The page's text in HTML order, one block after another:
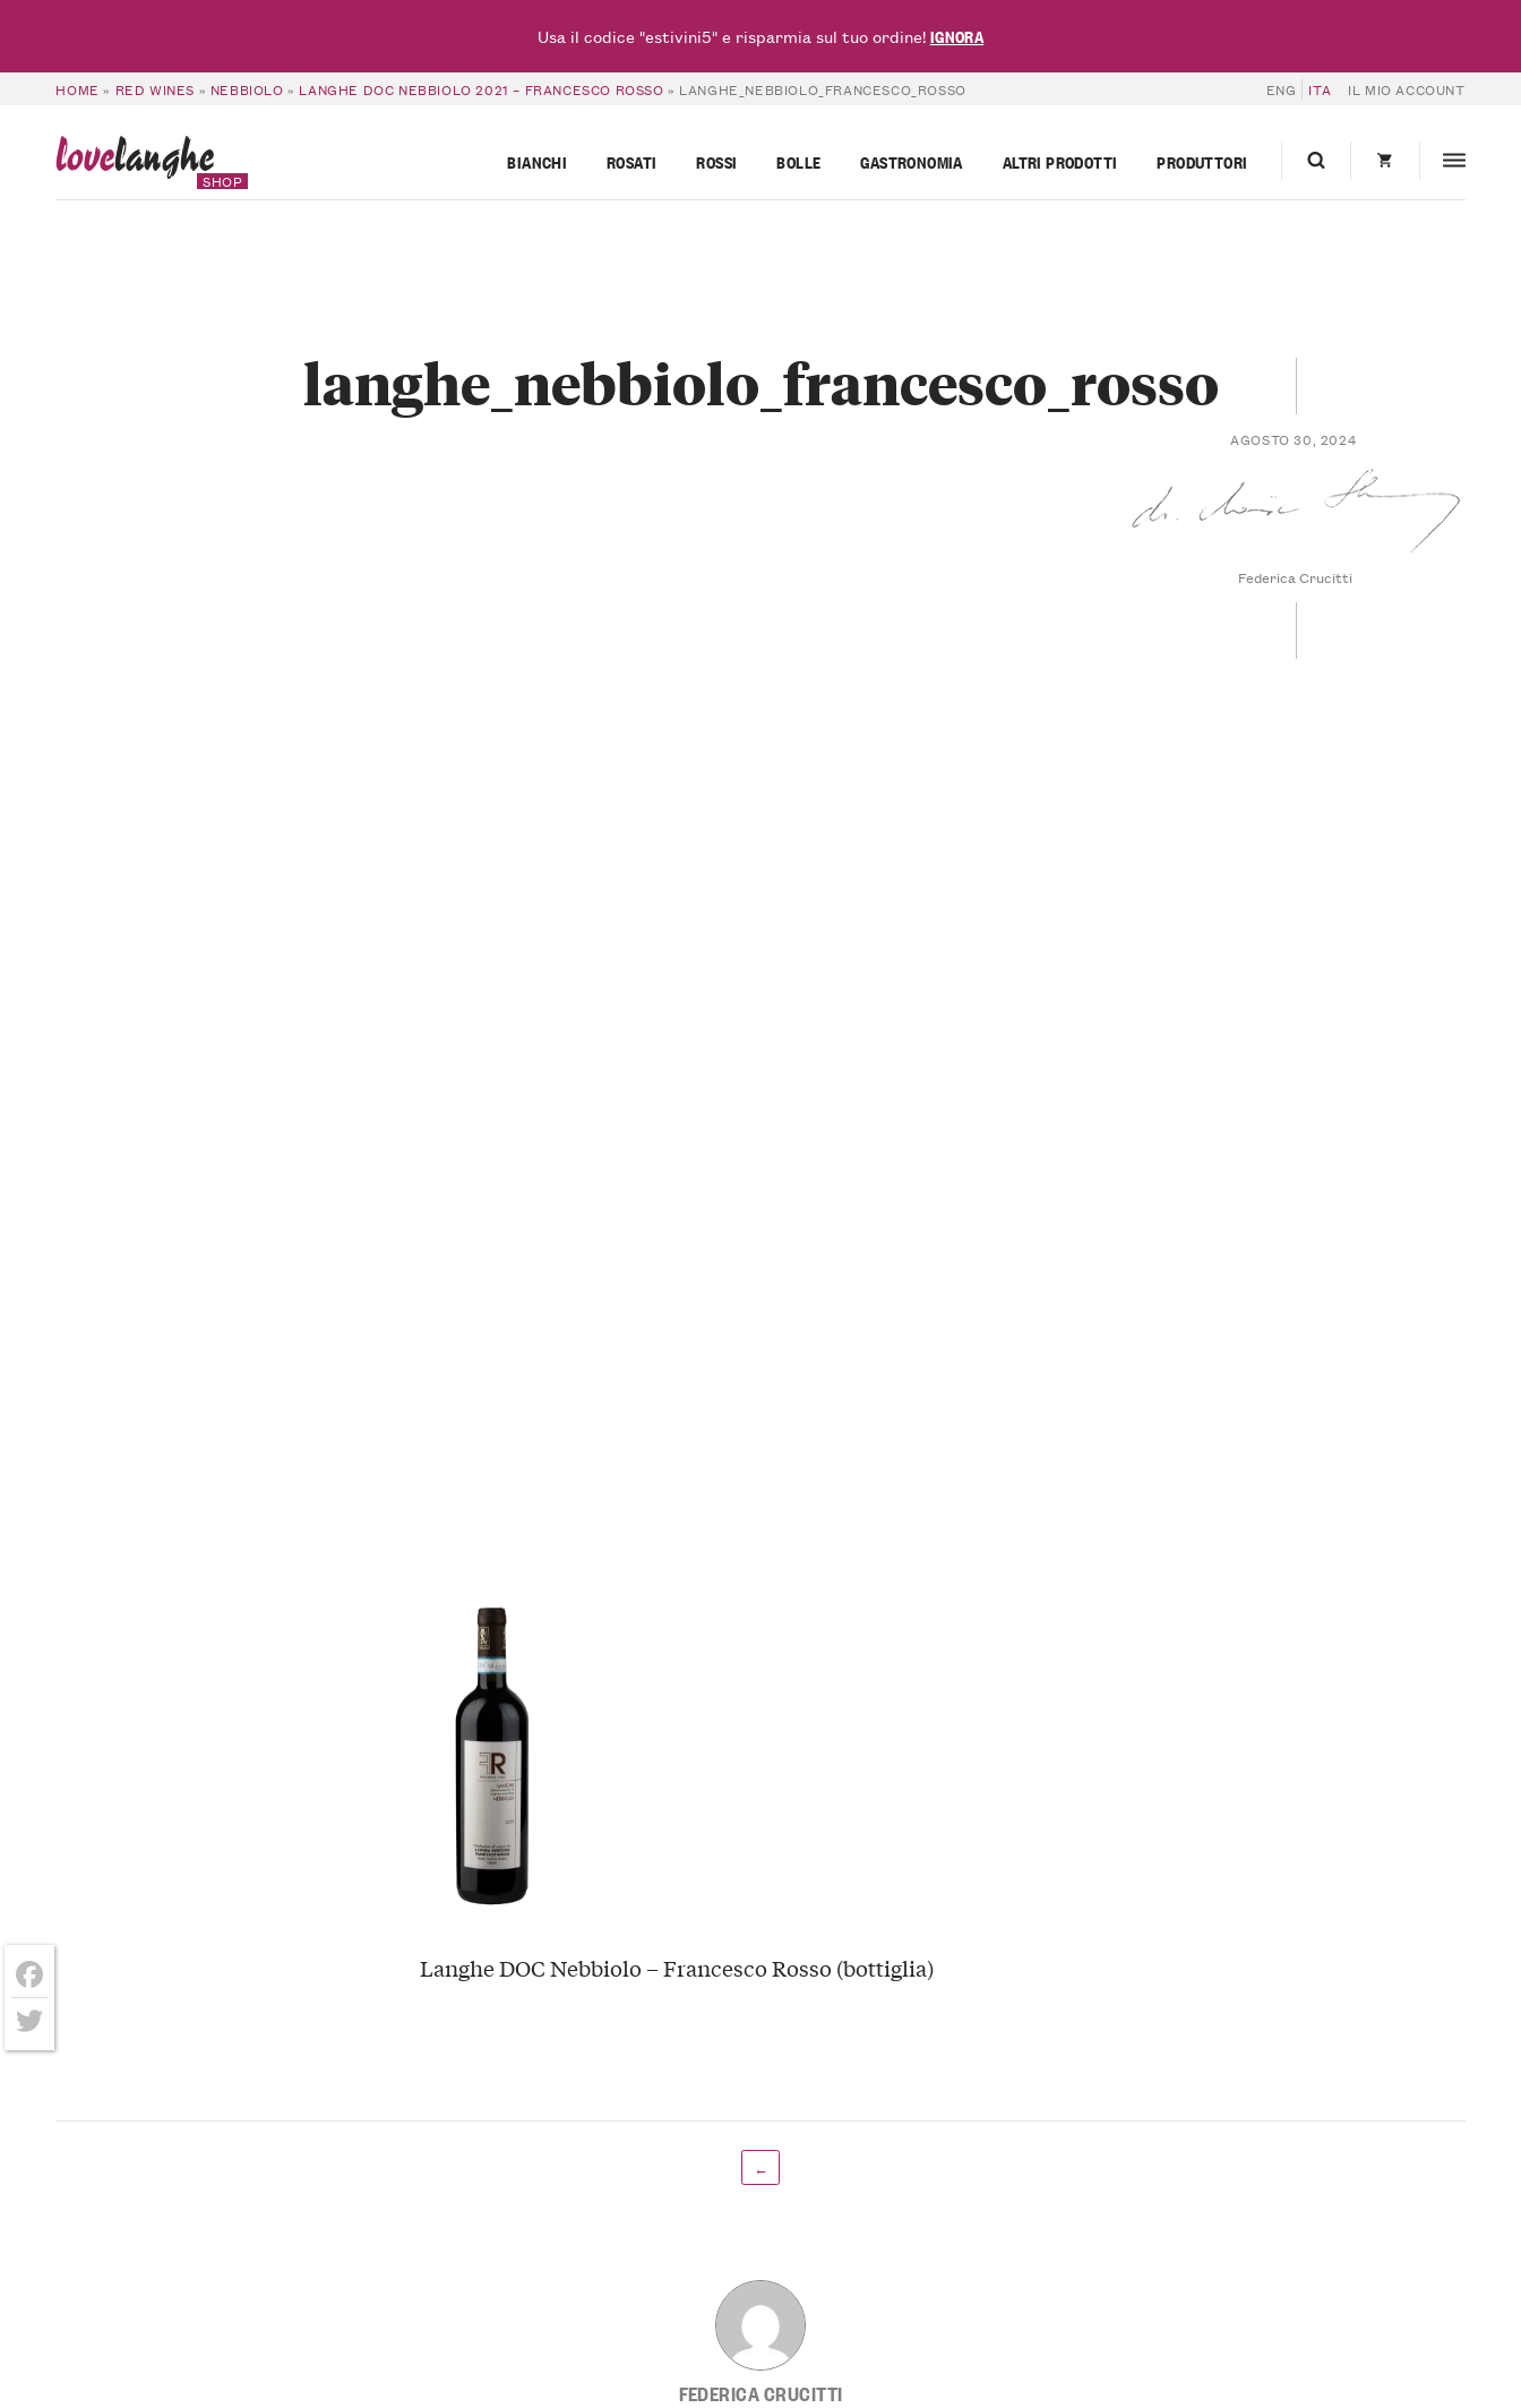
HOME » RED WINES » NEBBIOLO » LANGHE DOC NEBBIOLO 2021 – FRANCESCO ROSSO » LANGHE_NEBBIOLO_FRANCESCO_ROSSO ENG ITA IL MIO ACCOUNT
lovelanghe
SHOP
BIANCHI ROSATI ROSSI BOLLE GASTRONOMIA ALTRI PRODOTTI PRODUTTORI
langhe_nebbiolo_francesco_rosso
AGOSTO 30, 2024
Federica Crucitti
Langhe DOC Nebbiolo – Francesco Rosso (bottiglia)
←
FEDERICA CRUCITTI
Facebook
Twitter
Usa il codice "estivini5" e risparmia sul tuo ordine!IGNORA